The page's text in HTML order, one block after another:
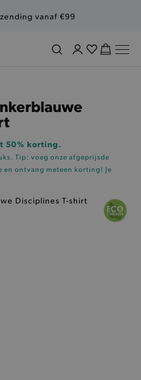
vanaf €99
50% korting.
Tip: voeg onze afgeprijsde
en ontvang meteen korting! Je